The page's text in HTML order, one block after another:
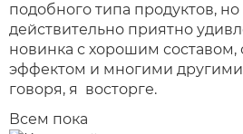
подобного типа продуктов, но
действительно приятно
новинка с хорошим составом,
эффектом и многими
говоря, я восторге.
Всем пока